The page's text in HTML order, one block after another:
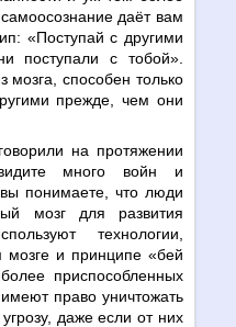
даёт вам
«Поступай с другими
поступали с тобой».
мозга, способен только
прежде, чем они
на протяжении
много войн и
понимаете, что люди
мозг для развития
технологии,
мозге и принципе «бей
приспособленных
право уничтожать
даже если от них